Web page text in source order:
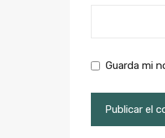
Guarda mi